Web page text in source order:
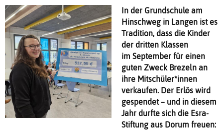
In der Grundschule am
Hinschweg in Langen ist es
Tradition, dass die Kinder
der dritten Klassen
im September für einen
guten Zweck Brezeln an
ihre Mitschüler*innen
verkaufen. Der Erlös wird
gespendet – und in diesem
Jahr durfte sich die Esra-
Stiftung aus Dorum freuen: